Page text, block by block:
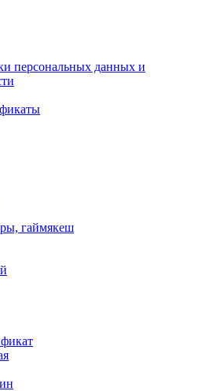
персональных данных и
гаймякеш